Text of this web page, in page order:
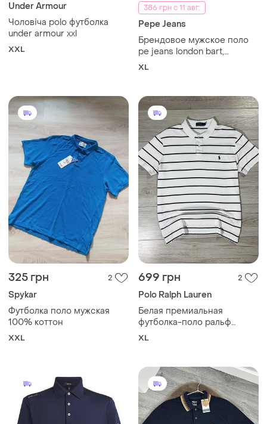
Under Armour
Чоловіча polo футболка
under armour xxl
XXL
386 грн с 11 авг.
Pepe Jeans
Брендовое мужское поло
pe jeans london bart,
оригинал, размер xl. в
XL
325 грн 2
Spykar
Футболка поло мужская
100% коттон
XXL
699 грн 2
Polo Ralph Lauren
Белая премиальная
футболка-поло ральф
лаурен polo ralph lauren
XL